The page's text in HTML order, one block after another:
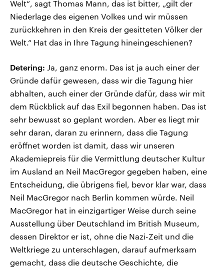
Welt“, sagt Thomas Mann, das ist bitter, „gilt der
Niederlage des eigenen Volkes und wir müssen
zurückkehren in den Kreis der gesitteten Völker der
Welt.“ Hat das in Ihre Tagung hineingeschienen?
Detering: Ja, ganz enorm. Das ist ja auch einer der
Gründe dafür gewesen, dass wir die Tagung hier
abhalten, auch einer der Gründe dafür, dass wir mit
dem Rückblick auf das Exil begonnen haben. Das ist
sehr bewusst so geplant worden. Aber es liegt mir
sehr daran, daran zu erinnern, dass die Tagung
eröffnet worden ist damit, dass wir unseren
Akademiepreis für die Vermittlung deutscher Kultur
im Ausland an Neil MacGregor gegeben haben, eine
Entscheidung, die übrigens fiel, bevor klar war, dass
Neil MacGregor nach Berlin kommen würde. Neil
MacGregor hat in einzigartiger Weise durch seine
Ausstellung über Deutschland im British Museum,
dessen Direktor er ist, ohne die Nazi-Zeit und die
Weltkriege zu unterschlagen, darauf aufmerksam
gemacht, dass die deutsche Geschichte, die